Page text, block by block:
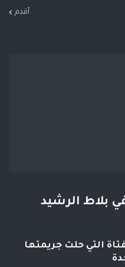
أقدم
بلاط الرشيد
التي حلت جريمتها